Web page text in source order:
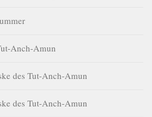
Anch-Amun
des Tut-Anch-Amun
des Tut-Anch-Amun